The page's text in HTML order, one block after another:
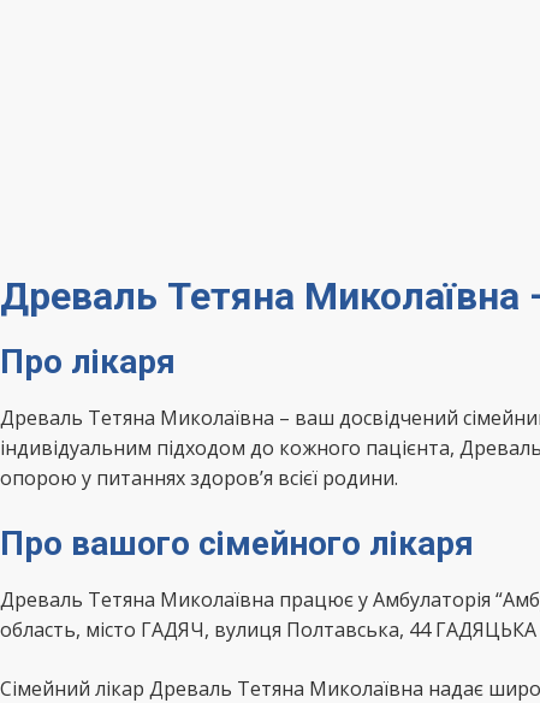
Древаль Тетяна
Про лікаря
Древаль Тетяна Миколаївна – ваш досвідчений
індивідуальним підходом до кожного пацієнта,
опорою у питаннях здоров’я всієї родини.
Про вашого сімейного лікаря
Древаль Тетяна Миколаївна працює у Амбулаторія
область, місто ГАДЯЧ, вулиця Полтавська, 44
Сімейний лікар Древаль Тетяна Миколаївна надає